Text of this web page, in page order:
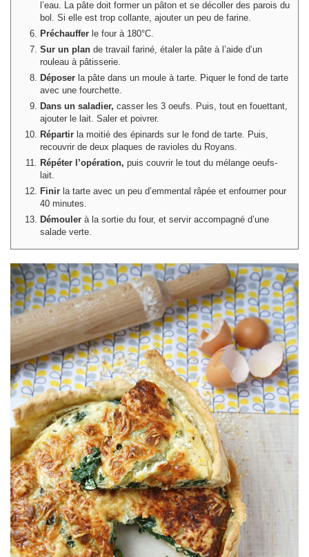
l’eau. La pâte doit former un pâton et se décoller des parois du
bol. Si elle est trop collante, ajouter un peu de farine.
Préchauffer le four à 180°C.
Sur un plan de travail fariné, étaler la pâte à l’aide d’un
rouleau à pâtisserie.
Déposer la pâte dans un moule à tarte. Piquer le fond de tarte
avec une fourchette.
Dans un saladier, casser les 3 oeufs. Puis, tout en fouettant,
ajouter le lait. Saler et poivrer.
Répartir la moitié des épinards sur le fond de tarte. Puis,
recouvrir de deux plaques de ravioles du Royans.
Répéter l’opération, puis couvrir le tout du mélange oeufs-
lait.
Finir la tarte avec un peu d’emmental râpée et enfourner pour
40 minutes.
Démouler à la sortie du four, et servir accompagné d’une
salade verte.